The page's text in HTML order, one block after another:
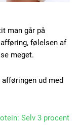
man går på
følelsen af
meget.
ud med
Selv 3 procent